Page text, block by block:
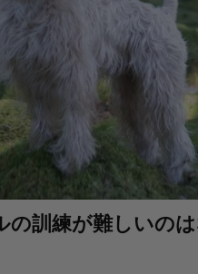
の訓練が難しいの